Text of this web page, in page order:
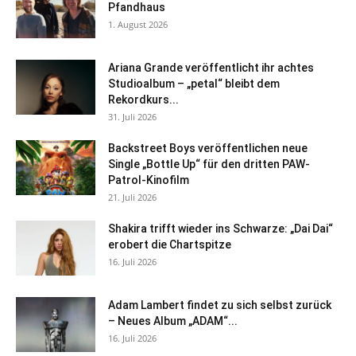
Pfandhaus
1. August 2026
Ariana Grande veröffentlicht ihr achtes
Studioalbum – „petal“ bleibt dem
Rekordkurs...
31. Juli 2026
Backstreet Boys veröffentlichen neue
Single „Bottle Up“ für den dritten PAW-
Patrol-Kinofilm
21. Juli 2026
Shakira trifft wieder ins Schwarze: „Dai Dai“
erobert die Chartspitze
16. Juli 2026
Adam Lambert findet zu sich selbst zurück
– Neues Album „ADAM“...
16. Juli 2026